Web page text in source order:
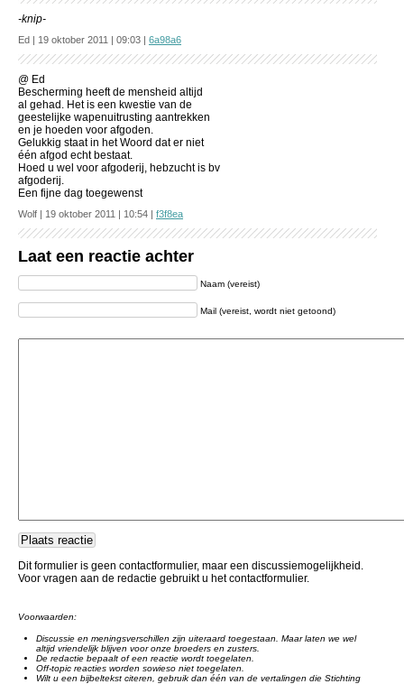
-knip-
Ed | 19 oktober 2011 | 09:03 | 6a98a6
@ Ed
Bescherming heeft de mensheid altijd
al gehad. Het is een kwestie van de
geestelijke wapenuitrusting aantrekken
en je hoeden voor afgoden.
Gelukkig staat in het Woord dat er niet
één afgod echt bestaat.
Hoed u wel voor afgoderij, hebzucht is bv
afgoderij.
Een fijne dag toegewenst
Wolf | 19 oktober 2011 | 10:54 | f3f8ea
Laat een reactie achter
Naam (vereist)
Mail (vereist, wordt niet getoond)
Dit formulier is geen contactformulier, maar een discussiemogelijkheid.
Voor vragen aan de redactie gebruikt u het contactformulier.
Voorwaarden:
Discussie en meningsverschillen zijn uiteraard toegestaan. Maar laten we wel
altijd vriendelijk blijven voor onze broeders en zusters.
De redactie bepaalt of een reactie wordt toegelaten.
Off-topic reacties worden sowieso niet toegelaten.
Wilt u een bijbeltekst citeren, gebruik dan één van de vertalingen die Stichting